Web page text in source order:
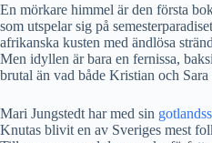
En mörkare himmel är den första
som utspelar sig på
afrikanska kusten med ändlösa
Men idyllen är bara en fernissa,
brutal än vad både Kristian och
Mari Jungstedt har med sin
Knutas blivit en av Sveriges mest